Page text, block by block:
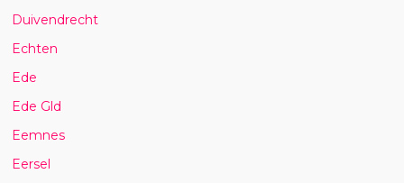
Duivendrecht
Echten
Ede
Ede Gld
Eemnes
Eersel